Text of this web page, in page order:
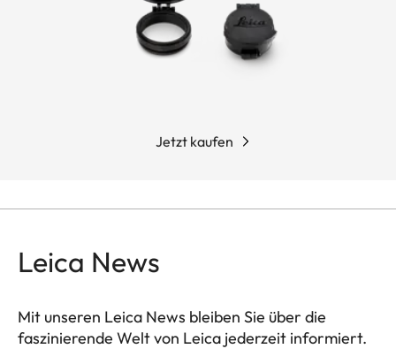
Jetzt kaufen
Leica News
Mit unseren Leica News bleiben Sie über die
faszinierende Welt von Leica jederzeit informiert.